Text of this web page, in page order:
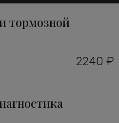
тормозной
2240 ₽